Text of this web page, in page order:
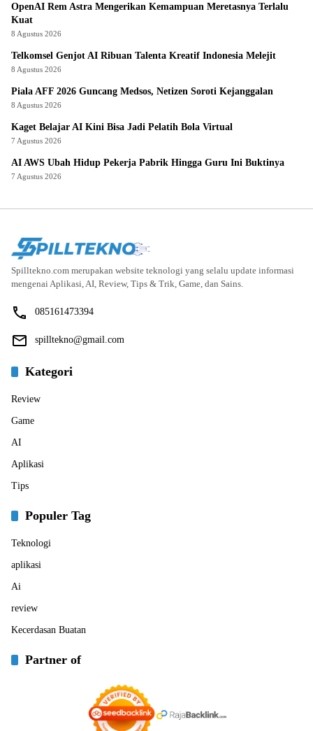
OpenAI Rem Astra Mengerikan Kemampuan Meretasnya Terlalu
Kuat
8 Agustus 2026
Telkomsel Genjot AI Ribuan Talenta Kreatif Indonesia Melejit
8 Agustus 2026
Piala AFF 2026 Guncang Medsos, Netizen Soroti Kejanggalan
8 Agustus 2026
Kaget Belajar AI Kini Bisa Jadi Pelatih Bola Virtual
7 Agustus 2026
AI AWS Ubah Hidup Pekerja Pabrik Hingga Guru Ini Buktinya
7 Agustus 2026
Spilltekno.com merupakan website teknologi yang selalu update informasi
mengenai Aplikasi, AI, Review, Tips & Trik, Game, dan Sains.
085161473394
spilltekno@gmail.com
Kategori
Review
Game
AI
Aplikasi
Tips
Populer Tag
Teknologi
aplikasi
Ai
review
Kecerdasan Buatan
Partner of